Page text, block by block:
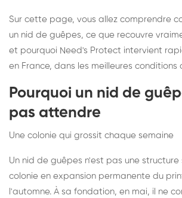
Sur cette page, vous allez comprendre
un nid de guêpes, ce que recouvre
et pourquoi Need's Protect intervient
en France, dans les meilleures conditions
Pourquoi un nid de
pas attendre
Une colonie qui grossit chaque semaine
Un nid de guêpes n'est pas une structure
colonie en expansion permanente du
l'automne. À sa fondation, en mai, il ne